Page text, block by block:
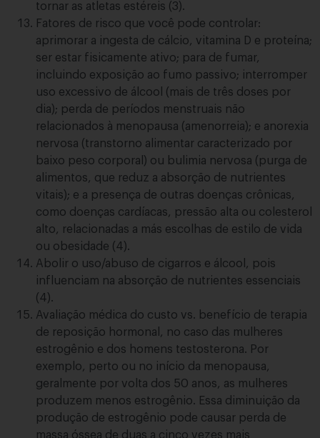
tornar as atletas estéreis (3).
Fatores de risco que você pode controlar:
aprimorar a ingesta de cálcio, vitamina D e proteína;
ser estar fisicamente ativo; para de fumar,
incluindo exposição ao fumo passivo; interromper
uso excessivo de álcool (mais de três doses por
dia); perda de períodos menstruais não
relacionados à menopausa (amenorreia); e anorexia
nervosa (transtorno alimentar caracterizado por
baixo peso corporal) ou bulimia nervosa (purga de
alimentos, que reduz a absorção de nutrientes
vitais); e a presença de outras doenças crônicas,
como doenças cardíacas, pressão alta ou colesterol
alto, relacionadas a más escolhas de estilo de vida
ou obesidade (4).
Abolir o uso/abuso de cigarros e álcool, pois
influenciam na absorção de nutrientes essenciais
(4).
Avaliação médica do custo vs. benefício de terapia
de reposição hormonal, no caso das mulheres
estrogênio e dos homens testosterona. Por
exemplo, perto ou no início da menopausa,
geralmente por volta dos 50 anos, as mulheres
produzem menos estrogênio. Essa diminuição da
produção de estrogênio pode causar perda de
massa óssea de duas a cinco vezes mais